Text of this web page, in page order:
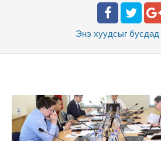
Энэ хуудсыг бусдад